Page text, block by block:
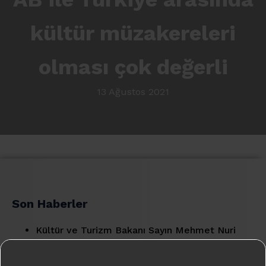
Son Haberler
Kültür ve Turizm Bakanı Sayın Mehmet Nuri